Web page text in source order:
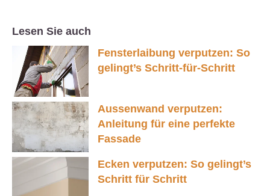
Lesen Sie auch
Fensterlaibung verputzen: So
gelingt’s Schritt-für-Schritt
Aussenwand verputzen:
Anleitung für eine perfekte
Fassade
Ecken verputzen: So gelingt’s
Schritt für Schritt